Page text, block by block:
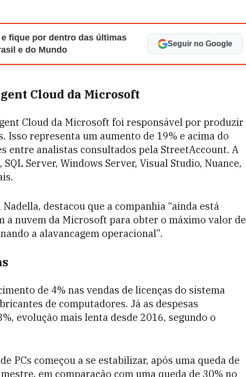
e fique por dentro das últimas
e do Mundo
Seguir no Google
Cloud da Microsoft
Cloud da Microsoft foi responsável por produzir
Isso representa um aumento de 19% e acima do
entre analistas consultados pela StreetAccount. A
Server, Windows Server, Visual Studio, Nuance,
Nadella, destacou que a companhia “ainda está
a nuvem da Microsoft para obter o máximo valor de
a alavancagem operacional”.
de 4% nas vendas de licenças do sistema
de computadores. Já as despesas
evolução mais lenta desde 2016, segundo o
PCs começou a se estabilizar, após uma queda de
em comparação com uma queda de 30% no